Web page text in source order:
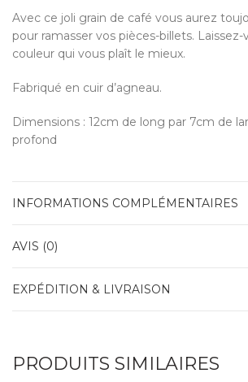
Avec ce joli grain de café vous aurez
pour ramasser vos pièces-billets.
couleur qui vous plaît le mieux.
Fabriqué en cuir d’agneau.
Dimensions : 12cm de long par 7cm de
profond
INFORMATIONS COMPLÉMENTAIRES
AVIS (0)
EXPÉDITION & LIVRAISON
PRODUITS SIMILAIRES